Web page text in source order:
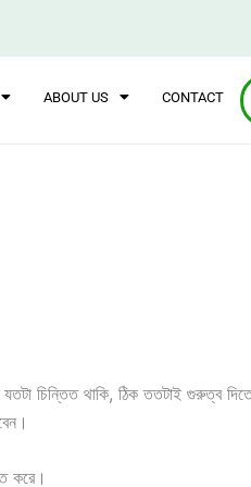
ABOUT US CONTACT
যতটা চিন্তিত থাকি, ঠিক ততটাই গুরুত্ব
করে।